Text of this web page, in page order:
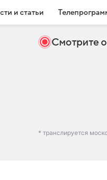
и статьи
Смотрите
* транслируется